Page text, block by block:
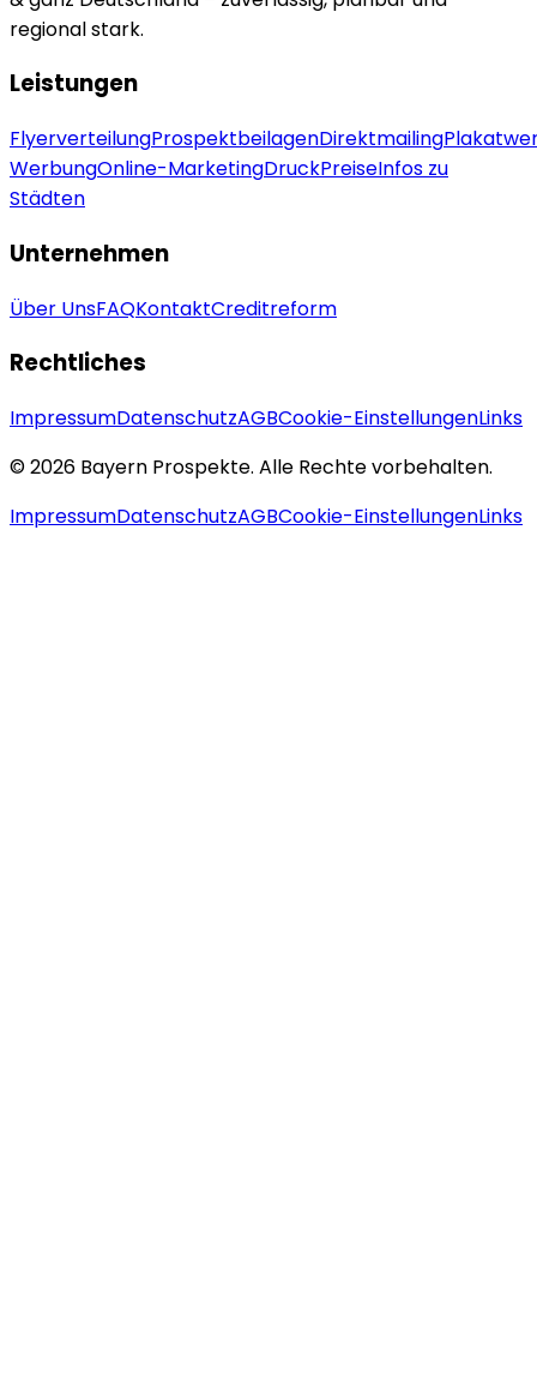
regional stark.
Leistungen
FlyerverteilungProspektbeilagenDirektmailing
WerbungOnline-MarketingDruckPreiseInfos zu
Städten
Unternehmen
Über UnsFAQKontaktCreditreform
Rechtliches
ImpressumDatenschutzAGBCookie-EinstellungenLinks
© 2026 Bayern Prospekte. Alle Rechte vorbehalten.
ImpressumDatenschutzAGBCookie-EinstellungenLinks